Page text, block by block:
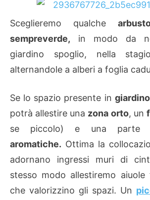
Sceglieremo qualche
sempreverde, in modo da
giardino spoglio, nella
alternandole a alberi a foglia
Se lo spazio presente in giardino
potrà allestire una zona orto, un
se piccolo) e una parte
aromatiche. Ottima la
adornano ingressi muri di
stesso modo allestiremo
che valorizzino gli spazi. Un